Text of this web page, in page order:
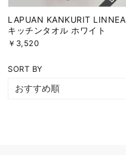
LAPUAN KANKURIT LINNEA
キッチンタオル ホワイト
￥3,520
SORT BY